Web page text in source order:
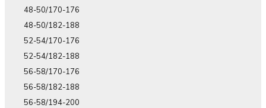
48-50/170-176
48-50/182-188
52-54/170-176
52-54/182-188
56-58/170-176
56-58/182-188
56-58/194-200